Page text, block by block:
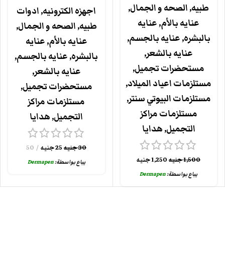
طبيه,الصحه و الجمال,
عنايه بالأم,عنايه
بالبشره,عنايه بالجسم,
عنايه بالشعر,
مستحضرات تجميل,
مستلزمات اعياد الميلاد,
مستلزمات البيوتي سنتر,
مستلزمات مراكز
التجميل,هدايا
1,500جنيه 1,250جنيه
يباع بواسطة:Dermapen
اجهزه الكترونيه,ادوات
طبيه,الصحه و الجمال,
عنايه بالأم,عنايه
بالبشره,عنايه بالجسم,
عنايه بالشعر,
مستحضرات تجميل,
مستلزمات مراكز
التجميل,هدايا
30جنيه 25جنيه 50
يباع بواسطة:Dermapen